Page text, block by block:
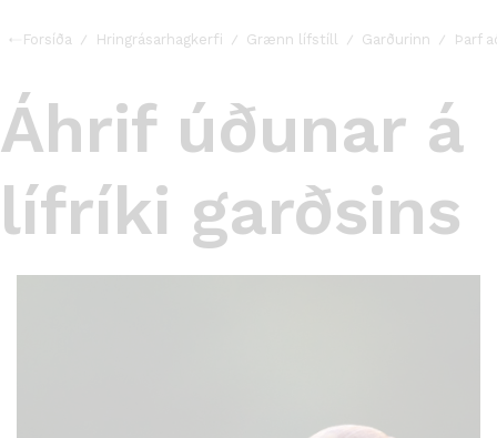
Forsíða Hringrásarhagkerfi Grænn lífstíll Garðurinn Þarf
Áhrif úðunar á
lífríki garðsins